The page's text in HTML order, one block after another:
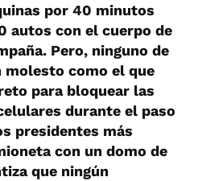
por 40 minutos
autos con el cuerpo de
Pero, ninguno de
molesto como el que
para bloquear las
durante el paso
presidentes más
con un domo de
que ningún